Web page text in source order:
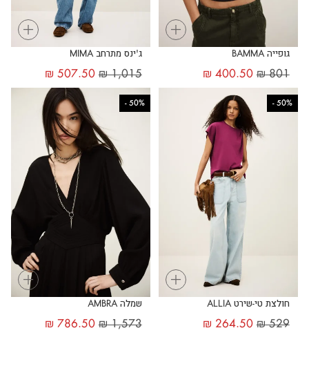
+
גופייה BAMMA
₪801
₪ 400.50
+
ג'ינס מתרחב MIMA
₪1,015
₪ 507.50
+
50%
-
חולצת טי-שירט ALLIA
₪529
₪ 264.50
+
50%
-
שמלה AMBRA
₪1,573
₪ 786.50